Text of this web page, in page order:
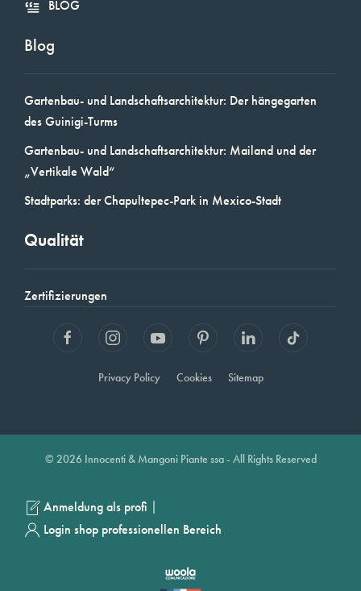
BLOG
Blog
Gartenbau- und Landschaftsarchitektur: Der hängegarten
des Guinigi-Turms
Gartenbau- und Landschaftsarchitektur: Mailand und der
„Vertikale Wald“
Stadtparks: der Chapultepec-Park in Mexico-Stadt
Qualität
Zertifizierungen
Privacy Policy Cookies Sitemap
© 2026 Innocenti & Mangoni Piante ssa - All Rights Reserved
Anmeldung als profi |
Login shop professionellen Bereich